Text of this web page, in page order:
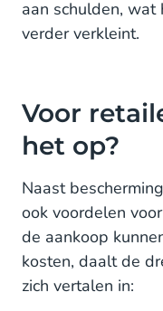
aan schulden,
verder verkleint.
Voor
het op?
Naast
ook voordelen
de aankoop
kosten, daalt de
zich vertalen in: